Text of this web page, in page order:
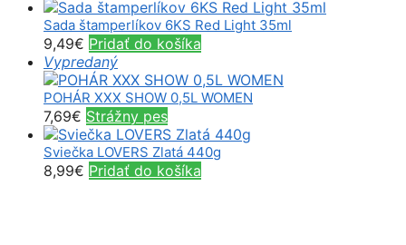
Sada štamperlíkov 6KS Red Light 35ml
9,49€ Pridať do košíka
Vypredaný
POHÁR XXX SHOW 0,5L WOMEN
7,69€ Strážny pes
Sviečka LOVERS Zlatá 440g
8,99€ Pridať do košíka